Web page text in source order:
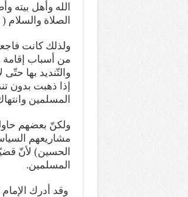
الله وأهل بيته
الصلاة
ولذلك كانت
من أسباب إقامة
والتّنديد بها
إذا ذهبت بدون
المسلمين
ولكنّ بعضهم
مشاريعهم
الحسين) لأنّ
المسلمين.
وقد أدرك